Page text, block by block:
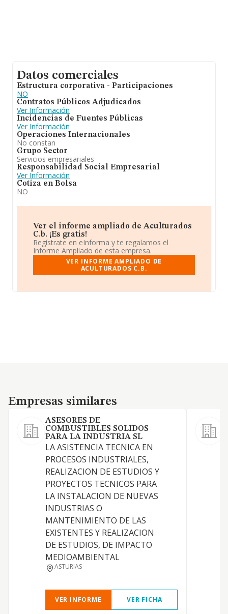
Datos comerciales
Estructura corporativa - Participaciones
NO
Contratos Públicos Adjudicados
Ver Información
Incidencias de Fuentes Públicas
Ver Información
Operaciones Internacionales
No constan
Grupo Sector
Servicios empresariales
Responsabilidad Social Empresarial
Ver Información
Cotiza en Bolsa
NO
Ver el informe ampliado de Aculturados
C.b. ¡Es gratis!
Regístrate en eInforma y te regalamos el
Informe Ampliado de esta empresa.
VER INFORME AMPLIADO DE
ACULTURADOS C.B.
Empresas similares
Empresas similares
ASESORES DE
COMBUSTIBLES SOLIDOS
PARA LA INDUSTRIA SL
LA ASISTENCIA TECNICA EN
PROCESOS INDUSTRIALES,
REALIZACION DE ESTUDIOS Y
PROYECTOS TECNICOS PARA
LA INSTALACION DE NUEVAS
INDUSTRIAS O
MANTENIMIENTO DE LAS
EXISTENTES Y REALIZACION
DE ESTUDIOS, DE IMPACTO
MEDIOAMBIENTAL
ASTURIAS
VER INFORME VER FICHA